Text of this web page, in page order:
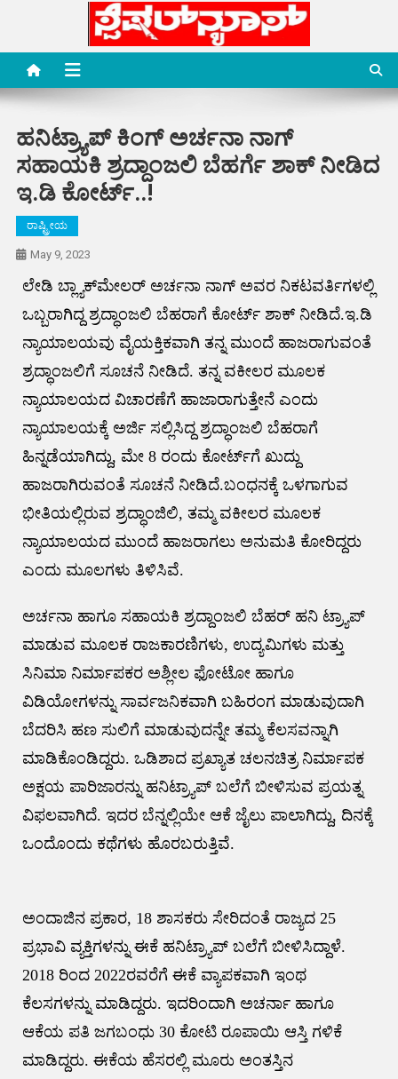
content
Special News Media
Special News Media
ಹನಿಟ್ರ್ಯಾಪ್ ಕಿಂಗ್ ಅರ್ಚನಾ ನಾಗ್
ಸಹಾಯಕಿ ಶ್ರದ್ದಾಂಜಲಿ ಬೆಹರ್ಗೆ ಶಾಕ್ ನೀಡಿದ
ಇ.ಡಿ ಕೋರ್ಟ್..!
ರಾಷ್ಟ್ರೀಯ
May 9, 2023
ಲೇಡಿ ಬ್ಲ್ಯಾಕ್‌ಮೇಲರ್‌ ಅರ್ಚನಾ ನಾಗ್‌ ಅವರ ನಿಕಟವರ್ತಿಗಳಲ್ಲಿ
ಒಬ್ಬರಾಗಿದ್ದ ಶ್ರದ್ಧಾಂಜಲಿ ಬೆಹರಾಗೆ ಕೋರ್ಟ್‌ ಶಾಕ್‌ ನೀಡಿದೆ.ಇ.ಡಿ
ನ್ಯಾಯಾಲಯವು ವೈಯಕ್ತಿಕವಾಗಿ ತನ್ನ ಮುಂದೆ ಹಾಜರಾಗುವಂತೆ
ಶ್ರದ್ಧಾಂಜಲಿಗೆ ಸೂಚನೆ ನೀಡಿದೆ. ತನ್ನ ವಕೀಲರ ಮೂಲಕ
ನ್ಯಾಯಾಲಯದ ವಿಚಾರಣೆಗೆ ಹಾಜಾರಾಗುತ್ತೇನೆ ಎಂದು
ನ್ಯಾಯಾಲಯಕ್ಕೆ ಅರ್ಜಿ ಸಲ್ಲಿಸಿದ್ದ ಶ್ರದ್ಧಾಂಜಲಿ ಬೆಹರಾಗೆ
ಹಿನ್ನಡೆಯಾಗಿದ್ದು, ಮೇ 8 ರಂದು ಕೋರ್ಟ್‌ಗೆ ಖುದ್ದು
ಹಾಜರಾಗಿರುವಂತೆ ಸೂಚನೆ ನೀಡಿದೆ.ಬಂಧನಕ್ಕೆ ಒಳಗಾಗುವ
ಭೀತಿಯಲ್ಲಿರುವ ಶ್ರದ್ಧಾಂಜಿಲಿ, ತಮ್ಮ ವಕೀಲರ ಮೂಲಕ
ನ್ಯಾಯಾಲಯದ ಮುಂದೆ ಹಾಜರಾಗಲು ಅನುಮತಿ ಕೋರಿದ್ದರು
ಎಂದು ಮೂಲಗಳು ತಿಳಿಸಿವೆ.
ಅರ್ಚನಾ ಹಾಗೂ ಸಹಾಯಕಿ ಶ್ರದ್ದಾಂಜಲಿ ಬೆಹರ್ ಹನಿ ಟ್ರ್ಯಾಪ್‌
ಮಾಡುವ ಮೂಲಕ ರಾಜಕಾರಣಿಗಳು, ಉದ್ಯಮಿಗಳು ಮತ್ತು
ಸಿನಿಮಾ ನಿರ್ಮಾಪಕರ ಅಶ್ಲೀಲ ಫೋಟೋ ಹಾಗೂ
ವಿಡಿಯೋಗಳನ್ನು ಸಾರ್ವಜನಿಕವಾಗಿ ಬಹಿರಂಗ ಮಾಡುವುದಾಗಿ
ಬೆದರಿಸಿ ಹಣ ಸುಲಿಗೆ ಮಾಡುವುದನ್ನೇ ತಮ್ಮ ಕೆಲಸವನ್ನಾಗಿ
ಮಾಡಿಕೊಂಡಿದ್ದರು. ಒಡಿಶಾದ ಪ್ರಖ್ಯಾತ ಚಲನಚಿತ್ರ ನಿರ್ಮಾಪಕ
ಅಕ್ಷಯ ಪಾರಿಜಾರನ್ನು ಹನಿಟ್ರ್ಯಾಪ್‌ ಬಲೆಗೆ ಬೀಳಿಸುವ ಪ್ರಯತ್ನ
ವಿಫಲವಾಗಿದೆ. ಇದರ ಬೆನ್ನಲ್ಲಿಯೇ ಆಕೆ ಜೈಲು ಪಾಲಾಗಿದ್ದು, ದಿನಕ್ಕೆ
ಒಂದೊಂದು ಕಥೆಗಳು ಹೊರಬರುತ್ತಿವೆ.
ಅಂದಾಜಿನ ಪ್ರಕಾರ, 18 ಶಾಸಕರು ಸೇರಿದಂತೆ ರಾಜ್ಯದ 25
ಪ್ರಭಾವಿ ವ್ಯಕ್ತಿಗಳನ್ನು ಈಕೆ ಹನಿಟ್ರ್ಯಾಪ್‌ ಬಲೆಗೆ ಬೀಳಿಸಿದ್ದಾಳೆ.
2018 ರಿಂದ 2022ರವರೆಗೆ ಈಕೆ ವ್ಯಾಪಕವಾಗಿ ಇಂಥ
ಕೆಲಸಗಳನ್ನು ಮಾಡಿದ್ದರು. ಇದರಿಂದಾಗಿ ಅಚರ್ನಾ ಹಾಗೂ
ಆಕೆಯ ಪತಿ ಜಗಬಂಧು 30 ಕೋಟಿ ರೂಪಾಯಿ ಆಸ್ತಿ ಗಳಿಕೆ
ಮಾಡಿದ್ದರು. ಈಕೆಯ ಹೆಸರಲ್ಲಿ ಮೂರು ಅಂತಸ್ತಿನ